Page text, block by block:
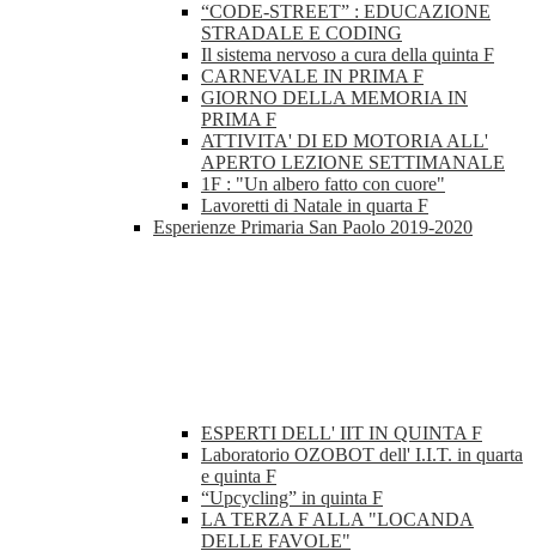
“CODE-STREET” : EDUCAZIONE
STRADALE E CODING
Il sistema nervoso a cura della quinta F
CARNEVALE IN PRIMA F
GIORNO DELLA MEMORIA IN
PRIMA F
ATTIVITA' DI ED MOTORIA ALL'
APERTO LEZIONE SETTIMANALE
1F : "Un albero fatto con cuore"
Lavoretti di Natale in quarta F
Esperienze Primaria San Paolo 2019-2020
ESPERTI DELL' IIT IN QUINTA F
Laboratorio OZOBOT dell' I.I.T. in quarta
e quinta F
“Upcycling” in quinta F
LA TERZA F ALLA "LOCANDA
DELLE FAVOLE"